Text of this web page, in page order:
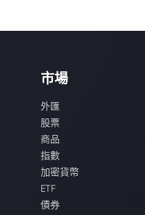
市場
外匯
股票
商品
指數
加密貨幣
ETF
債券